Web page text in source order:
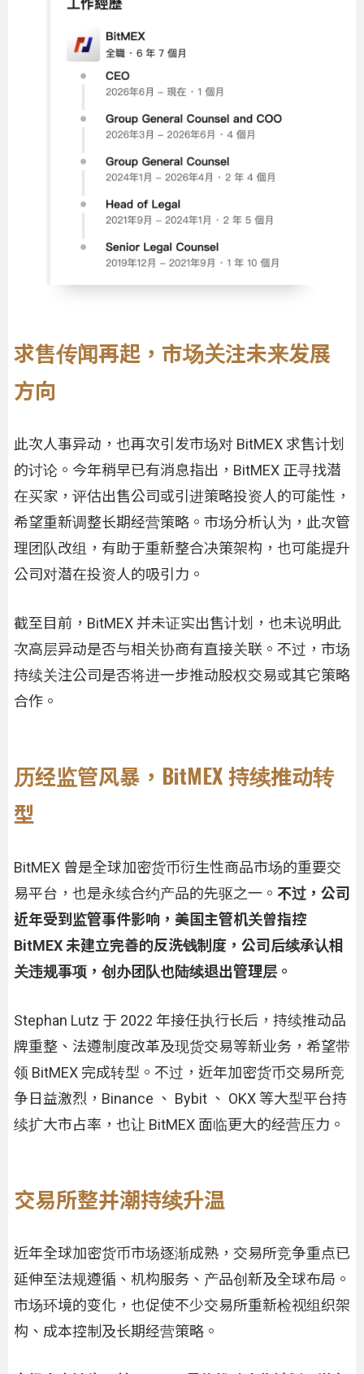
求售传闻再起，市场关注未来发展
方向
此次人事异动，也再次引发市场对 BitMEX 求售计划
的讨论。今年稍早已有消息指出，BitMEX 正寻找潜
在买家，评估出售公司或引进策略投资人的可能性，
希望重新调整长期经营策略。市场分析认为，此次管
理团队改组，有助于重新整合决策架构，也可能提升
公司对潜在投资人的吸引力。
截至目前，BitMEX 并未证实出售计划，也未说明此
次高层异动是否与相关协商有直接关联。不过，市场
持续关注公司是否将进一步推动股权交易或其它策略
合作。
历经监管风暴，BitMEX 持续推动转
型
BitMEX 曾是全球加密货币衍生性商品市场的重要交
易平台，也是永续合约产品的先驱之一。 不过，公司
近年受到监管事件影响，美国主管机关曾指控
BitMEX 未建立完善的反洗钱制度，公司后续承认相
关违规事项，创办团队也陆续退出管理层。
Stephan Lutz 于 2022 年接任执行长后，持续推动品
牌重整、法遵制度改革及现货交易等新业务，希望带
领 BitMEX 完成转型。不过，近年加密货币交易所竞
争日益激烈，Binance 、 Bybit 、 OKX 等大型平台持
续扩大市占率，也让 BitMEX 面临更大的经营压力。
交易所整并潮持续升温
近年全球加密货币市场逐渐成熟，交易所竞争重点已
延伸至法规遵循、机构服务、产品创新及全球布局。
市场环境的变化，也促使不少交易所重新检视组织架
构、成本控制及长期经营策略。